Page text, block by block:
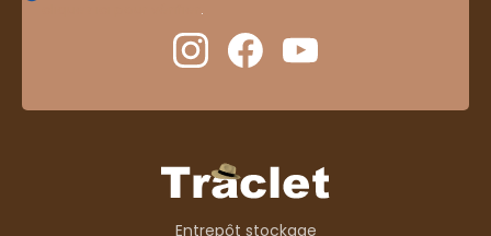
.
Entrepôt stockage